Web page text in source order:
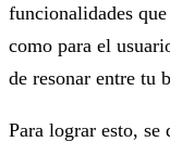
funcionalidades
como para el
de resonar entre tu
Para lograr esto, se